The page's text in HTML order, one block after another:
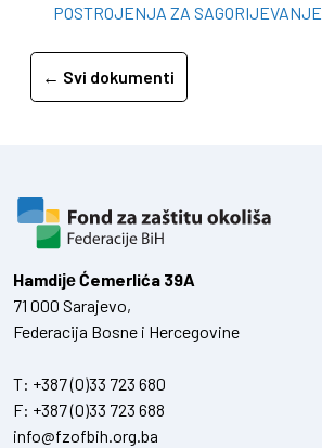
POSTROJENJA ZA SAGORIJEVANJE
← Svi dokumenti
Hamdiје Ćemerlića 39A
71 000 Sarajevo,
Federacija Bosne i Hercegovine
T: +387 (0)33 723 680
F: +387 (0)33 723 688
info@fzofbih.org.ba